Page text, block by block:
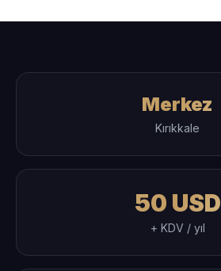
Merkez
Kırıkkale
50 USD
+ KDV / yıl